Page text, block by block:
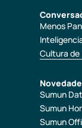
Menos
Cultura de
Sumun
Sumun
Sumun